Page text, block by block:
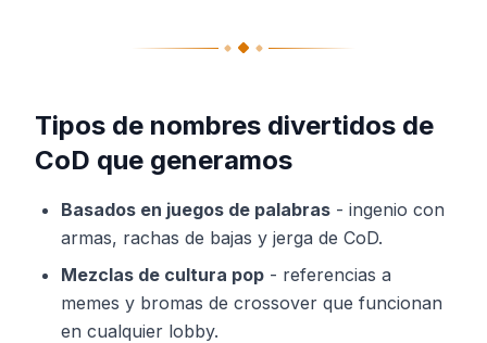
Tipos de nombres divertidos de
CoD que generamos
Basados en juegos de palabras - ingenio con
armas, rachas de bajas y jerga de CoD.
Mezclas de cultura pop - referencias a
memes y bromas de crossover que funcionan
en cualquier lobby.